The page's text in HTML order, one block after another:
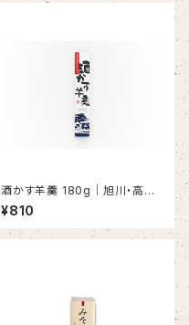
酒かす羊羹 180g｜旭川・高砂
酒造の酒かす×しゅまり小豆
¥810